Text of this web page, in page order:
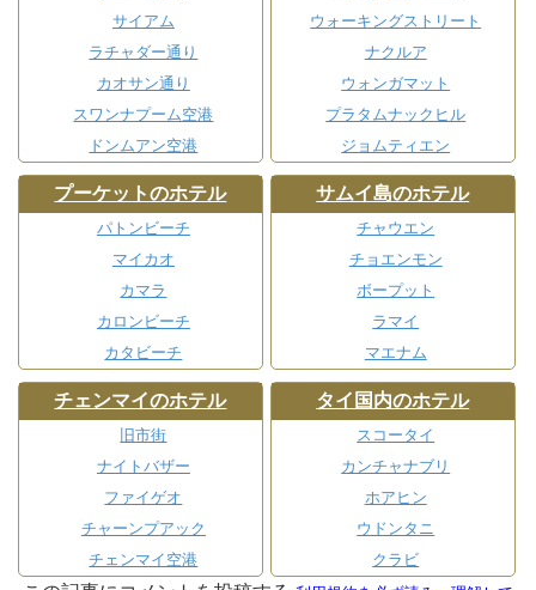
サイアム
ラチャダー通り
カオサン通り
スワンナプーム空港
ドンムアン空港
ウォーキングストリート
ナクルア
ウォンガマット
プラタムナックヒル
ジョムティエン
プーケットのホテル
パトンビーチ
マイカオ
カマラ
カロンビーチ
カタビーチ
サムイ島のホテル
チャウエン
チョエンモン
ボープット
ラマイ
マエナム
チェンマイのホテル
旧市街
ナイトバザー
ファイゲオ
チャーンプアック
チェンマイ空港
タイ国内のホテル
スコータイ
カンチャナブリ
ホアヒン
ウドンタニ
クラビ